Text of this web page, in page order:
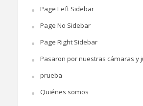
Page Left Sidebar
Page No Sidebar
Page Right Sidebar
Pasaron por nuestras cámaras y
prueba
Quiénes somos